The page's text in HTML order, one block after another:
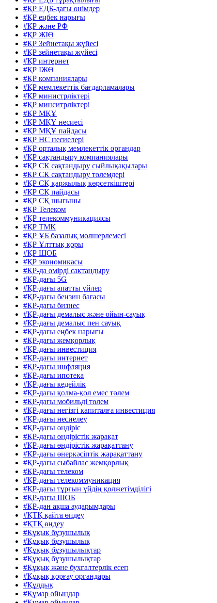
#ҚР ЕДБ-дағы өнімдер
#ҚР еңбек нарығы
#ҚР және РФ
#ҚР ЖІӨ
#ҚР Зейнетақы жүйесі
#ҚР зейнетақы жүйесі
#ҚР интернет
#ҚР ІЖӨ
#ҚР компаниялары
#ҚР мемлекеттік бағдарламалары
#ҚР министрліктері
#ҚР минситрліктері
#ҚР МҚҰ
#ҚР МҚҰ несиесі
#ҚР МҚҰ пайдасы
#ҚР НС несиелері
#ҚР орталық мемлекеттік органдар
#ҚР сақтандыру компаниялары
#ҚР СК сақтандыру сыйлықақылары
#ҚР СК сақтандыру төлемдері
#ҚР СҚ қаржылық көрсеткіштері
#ҚР СҚ пайдасы
#ҚР СҚ шығыны
#ҚР Телеком
#ҚР телекоммуникациясы
#ҚР ТМК
#ҚР ҰБ базалық мөлшерлемесі
#ҚР Ұлттық қоры
#ҚР ШОБ
#ҚР экономикасы
#ҚР-да өмірді сақтандыру
#ҚР-дағы 5G
#ҚР-дағы апатты үйлер
#ҚР-дағы бензин бағасы
#ҚР-дағы бизнес
#ҚР-дағы демалыс және ойын-сауық
#ҚР-дағы демалыс пен сауық
#ҚР-дағы еңбек нарығы
#ҚР-дағы жемқорлық
#ҚР-дағы инвестиция
#ҚР-дағы интернет
#ҚР-дағы инфляция
#ҚР-дағы ипотека
#ҚР-дағы кедейлік
#ҚР-дағы қолма-қол емес төлем
#ҚР-дағы мобильді төлем
#ҚР-дағы негізгі капиталға инвестиция
#ҚР-дағы несиелеу
#ҚР-дағы өндіріс
#ҚР-дағы өндірістік жарақат
#ҚР-дағы өндірістік жарақаттану
#ҚР-дағы өнеркәсіптік жарақаттану
#ҚР-дағы сыбайлас жемқорлық
#ҚР-дағы телеком
#ҚР-дағы телекоммуникация
#ҚР-дағы тұрғын үйдің қолжетімділігі
#ҚР-дағы ШОБ
#ҚР-дан ақша аударымдары
#ҚТҚ қайта өңдеу
#ҚТҚ өңдеу
#Құқық бұзушылық
#Құқық бұзушылық
#Құқық бұзушылықтар
#Құқық бұзушылықтар
#Құқық және бухгалтерлік есеп
#Құқық қорғау органдары
#Құлдық
#Құмар ойындар